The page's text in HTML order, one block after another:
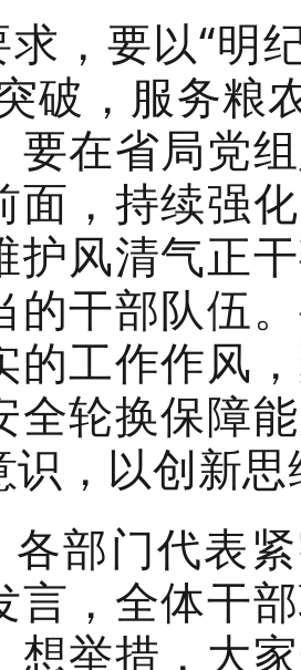
，要以“明
破，服务粮
要在省局党
面，持续强
护风清气正
的干部队伍
的工作作风
全轮换保障
识，以创新
各部门代表
言，全体干
想举措，大